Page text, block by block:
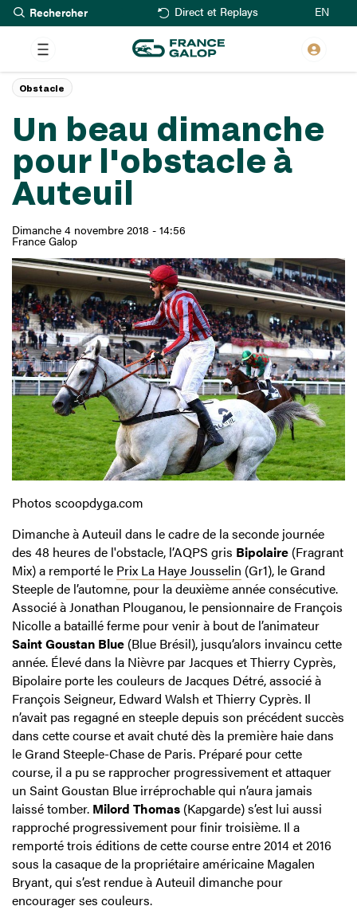
Aller
au
contenu
principal
Rechercher Direct et Replays EN
Un beau dimanche
pour l'obstacle à
Auteuil
Dimanche 4 novembre 2018 - 14:56
France Galop
Obstacle
Photos scoopdyga.com
Dimanche à Auteuil dans le cadre de la seconde journée
des 48 heures de l'obstacle, l’AQPS gris Bipolaire (Fragrant
Mix) a remporté le Prix La Haye Jousselin (Gr1), le Grand
Steeple de l’automne, pour la deuxième année consécutive.
Associé à Jonathan Plouganou, le pensionnaire de François
Nicolle a bataillé ferme pour venir à bout de l’animateur
Saint Goustan Blue (Blue Brésil), jusqu’alors invaincu cette
année. Élevé dans la Nièvre par Jacques et Thierry Cyprès,
Bipolaire porte les couleurs de Jacques Détré, associé à
François Seigneur, Edward Walsh et Thierry Cyprès. Il
n’avait pas regagné en steeple depuis son précédent succès
dans cette course et avait chuté dès la première haie dans
le Grand Steeple-Chase de Paris. Préparé pour cette
course, il a pu se rapprocher progressivement et attaquer
un Saint Goustan Blue irréprochable qui n’aura jamais
laissé tomber. Milord Thomas (Kapgarde) s’est lui aussi
rapproché progressivement pour finir troisième. Il a
remporté trois éditions de cette course entre 2014 et 2016
sous la casaque de la propriétaire américaine Magalen
Bryant, qui s’est rendue à Auteuil dimanche pour
encourager ses couleurs.